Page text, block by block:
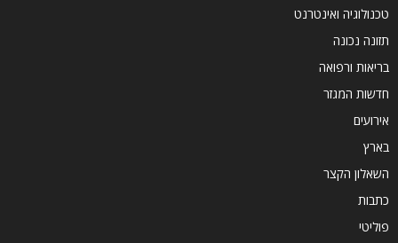
טכנולוגיה ואינטרנט
תזונה נכונה
בריאות ורפואה
חדשות המגזר
אירועים
בארץ
השאלון הקצר
כתבות
פוליטי